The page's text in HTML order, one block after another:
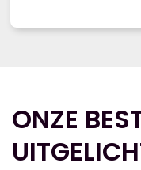
ONZE